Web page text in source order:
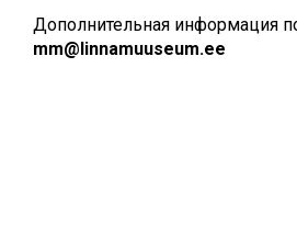
Дополнительная информация
mm@linnamuuseum.ee